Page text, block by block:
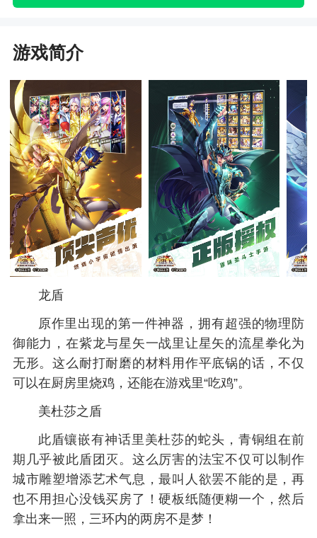
游戏简介
龙盾
原作里出现的第一件神器，拥有超强的物理防
御能力，在紫龙与星矢一战里让星矢的流星拳化为
无形。这么耐打耐磨的材料用作平底锅的话，不仅
可以在厨房里烧鸡，还能在游戏里“吃鸡”。
美杜莎之盾
此盾镶嵌有神话里美杜莎的蛇头，青铜组在前
期几乎被此盾团灭。这么厉害的法宝不仅可以制作
城市雕塑增添艺术气息，最叫人欲罢不能的是，再
也不用担心没钱买房了！硬板纸随便糊一个，然后
拿出来一照，三环内的两房不是梦！